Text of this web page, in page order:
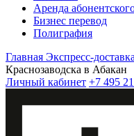
Аренда
Бизнес перевод
Полиграфия
Главная Экспресс-
Краснозаводска в Абакан
Личный кабинет +7 495